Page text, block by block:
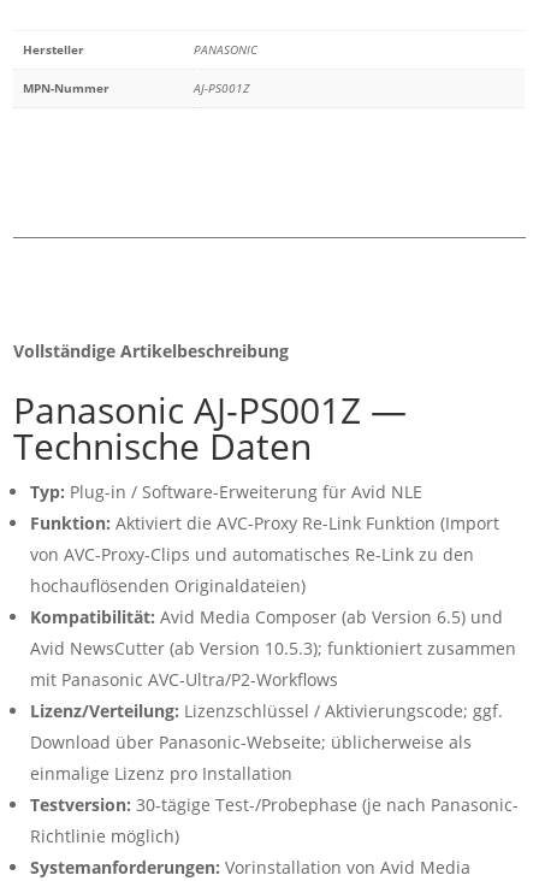
Menge
Hersteller PANASONIC
MPN-Nummer AJ-PS001Z
Vollständige Artikelbeschreibung
Panasonic AJ-PS001Z —
Technische Daten
Typ: Plug-in / Software-Erweiterung für Avid NLE
Funktion: Aktiviert die AVC-Proxy Re-Link Funktion (Import
von AVC-Proxy-Clips und automatisches Re-Link zu den
hochauflösenden Originaldateien)
Kompatibilität: Avid Media Composer (ab Version 6.5) und
Avid NewsCutter (ab Version 10.5.3); funktioniert zusammen
mit Panasonic AVC-Ultra/P2-Workflows
Lizenz/Verteilung: Lizenzschlüssel / Aktivierungscode; ggf.
Download über Panasonic-Webseite; üblicherweise als
einmalige Lizenz pro Installation
Testversion: 30-tägige Test-/Probephase (je nach Panasonic-
Richtlinie möglich)
Systemanforderungen: Vorinstallation von Avid Media